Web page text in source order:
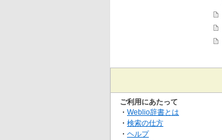
ご利用にあたって
・ Weblio辞書とは
・ 検索の仕方
・ ヘルプ